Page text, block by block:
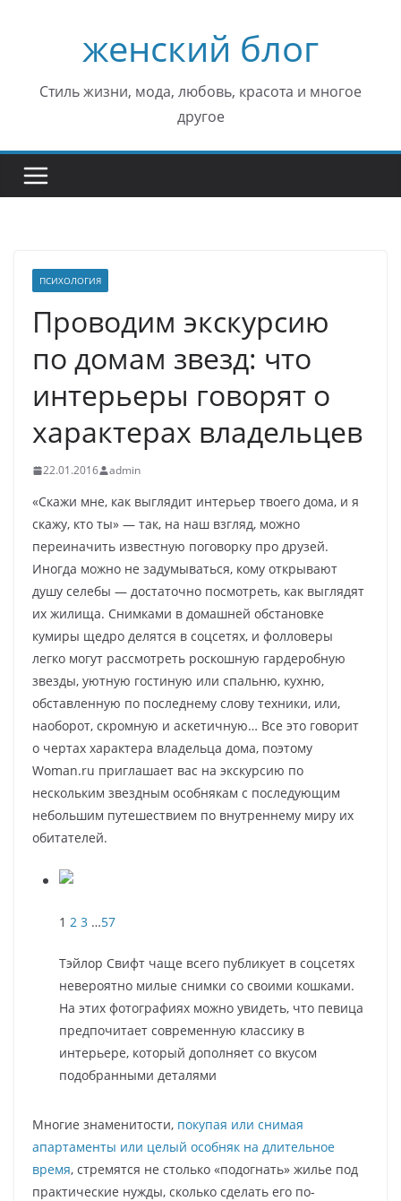
содержимомуженский блог
Стиль жизни, мода, любовь, красота и многое
другое
ПСИХОЛОГИЯ
Проводим экскурсию
по домам звезд: что
интерьеры говорят о
характерах владельцев
22.01.2016 admin
«Скажи мне, как выглядит интерьер твоего дома, и я
скажу, кто ты» — так, на наш взгляд, можно
переиначить известную поговорку про друзей.
Иногда можно не задумываться, кому открывают
душу селебы — достаточно посмотреть, как выглядят
их жилища. Снимками в домашней обстановке
кумиры щедро делятся в соцсетях, и фолловеры
легко могут рассмотреть роскошную гардеробную
звезды, уютную гостиную или спальню, кухню,
обставленную по последнему слову техники, или,
наоборот, скромную и аскетичную… Все это говорит
о чертах характера владельца дома, поэтому
Woman.ru приглашает вас на экскурсию по
нескольким звездным особнякам с последующим
небольшим путешествием по внутреннему миру их
обитателей.
1 2 3 …57
Тэйлор Свифт чаще всего публикует в соцсетях
невероятно милые снимки со своими кошками.
На этих фотографиях можно увидеть, что певица
предпочитает современную классику в
интерьере, который дополняет со вкусом
подобранными деталями
Многие знаменитости, покупая или снимая
апартаменты или целый особняк на длительное
время, стремятся не столько «подогнать» жилье под
практические нужды, сколько сделать его по-